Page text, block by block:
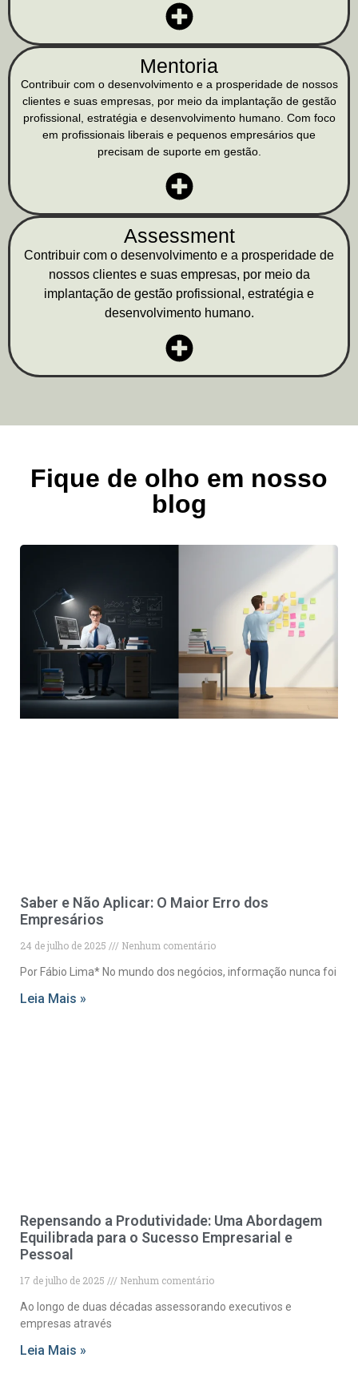
Mentoria
Contribuir com o desenvolvimento e a prosperidade de nossos
clientes e suas empresas, por meio da implantação de gestão
profissional, estratégia e desenvolvimento humano. Com foco
em profissionais liberais e pequenos empresários que
precisam de suporte em gestão.
Assessment
Contribuir com o desenvolvimento e a prosperidade de
nossos clientes e suas empresas, por meio da
implantação de gestão profissional, estratégia e
desenvolvimento humano.
Fique de olho em nosso
blog
Saber e Não Aplicar: O Maior Erro dos
Empresários
24 de julho de 2025 Nenhum comentário
Por Fábio Lima* No mundo dos negócios, informação nunca foi
Leia Mais »
Repensando a Produtividade: Uma Abordagem
Equilibrada para o Sucesso Empresarial e
Pessoal
17 de julho de 2025 Nenhum comentário
Ao longo de duas décadas assessorando executivos e
empresas através
Leia Mais »